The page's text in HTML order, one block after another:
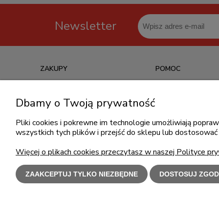
Newsletter
ZAKUPY
Informacje o leasingu
Koszt dostawy
POMOC
Regulamin zakupów
Użytkowanie
Dbamy o Twoją prywatność
Pliki cookies i pokrewne im technologie umożliwiają
wszystkich tych plików i przejść do sklepu lub
Więcej o plikach cookies przeczytasz w naszej Polityce
ZAAKCEPTUJ TYLKO NIEZBĘDNE DOSTOSUJ